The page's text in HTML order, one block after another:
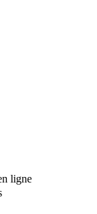
ligne